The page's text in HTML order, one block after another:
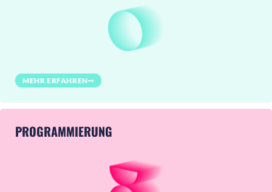
MEHR ERFAHREN
PROGRAMMIERUNG